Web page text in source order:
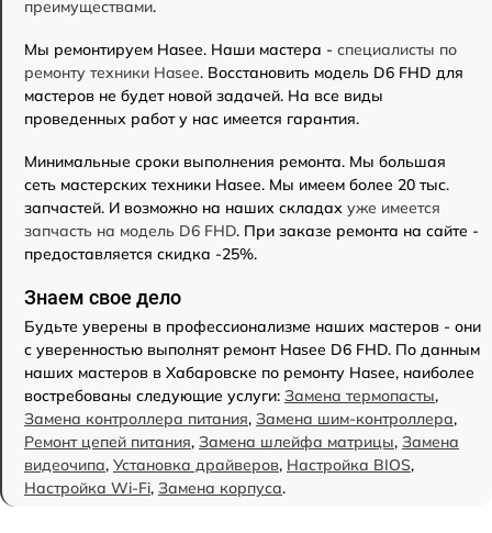
преимуществами.
Мы ремонтируем Hasee. Наши мастера - специалисты по
ремонту техники Hasee. Восстановить модель D6 FHD для
мастеров не будет новой задачей. На все виды
проведенных работ у нас имеется гарантия.
Минимальные сроки выполнения ремонта. Мы большая
сеть мастерских техники Hasee. Мы имеем более 20 тыс.
запчастей. И возможно на наших складах уже имеется
запчасть на модель D6 FHD. При заказе ремонта на сайте -
предоставляется скидка -25%.
Знаем свое дело
Будьте уверены в профессионализме наших мастеров - они
с уверенностью выполнят ремонт Hasee D6 FHD. По данным
наших мастеров в Хабаровске по ремонту Hasee, наиболее
востребованы следующие услуги: Замена термопасты,
Замена контроллера питания, Замена шим-контроллера,
Ремонт цепей питания, Замена шлейфа матрицы, Замена
видеочипа, Установка драйверов, Настройка BIOS,
Настройка Wi-Fi, Замена корпуса.